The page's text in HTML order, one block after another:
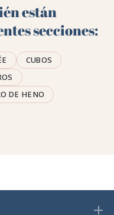
están
secciones:
CUBOS
DE HENO